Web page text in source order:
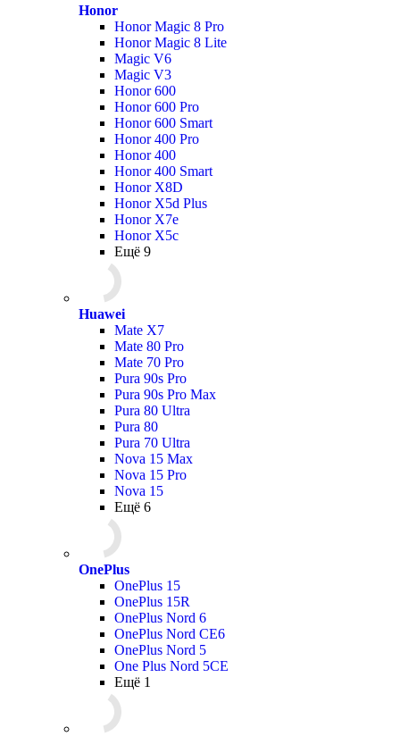
Honor
Honor Magic 8 Pro
Honor Magic 8 Lite
Magic V6
Magic V3
Honor 600
Honor 600 Pro
Honor 600 Smart
Honor 400 Pro
Honor 400
Honor 400 Smart
Honor X8D
Honor X5d Plus
Honor X7e
Honor X5c
Ещё 9
Huawei
Mate X7
Mate 80 Pro
Mate 70 Pro
Pura 90s Pro
Pura 90s Pro Max
Pura 80 Ultra
Pura 80
Pura 70 Ultra
Nova 15 Max
Nova 15 Pro
Nova 15
Ещё 6
OnePlus
OnePlus 15
OnePlus 15R
OnePlus Nord 6
OnePlus Nord CE6
OnePlus Nord 5
One Plus Nord 5CE
Ещё 1